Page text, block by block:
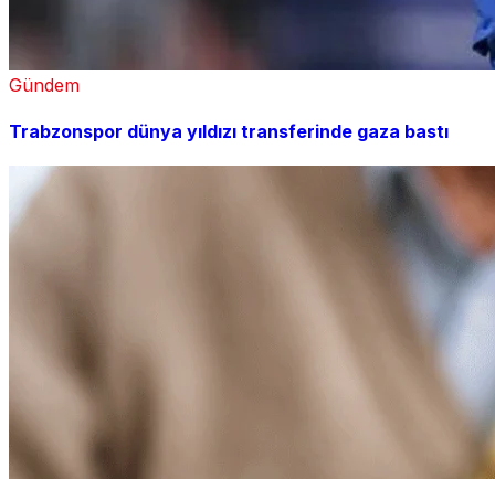
Gündem
Trabzonspor dünya yıldızı transferinde gaza bastı